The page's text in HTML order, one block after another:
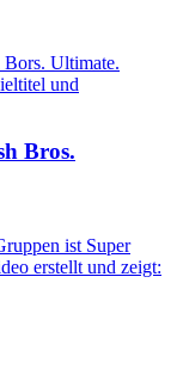
Bros.
ist Super
erstellt und zeigt: